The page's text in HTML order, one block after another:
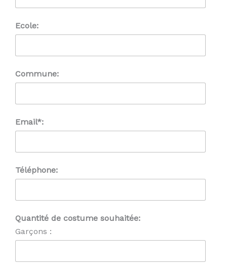
Ecole:
Commune:
Email*:
Téléphone:
Quantité de costume souhaitée:
Garçons :